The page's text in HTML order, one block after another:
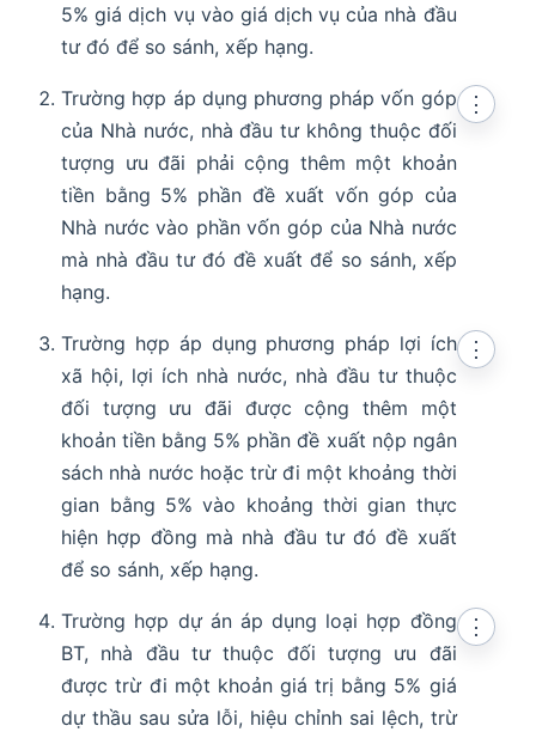
5% giá dịch vụ vào giá dịch vụ của nhà đầu
tư đó để so sánh, xếp hạng.
Trường hợp áp dụng phương pháp vốn góp
của Nhà nước, nhà đầu tư không thuộc đối
tượng ưu đãi phải cộng thêm một khoản
tiền bằng 5% phần đề xuất vốn góp của
Nhà nước vào phần vốn góp của Nhà nước
mà nhà đầu tư đó đề xuất để so sánh, xếp
hạng.
⋮
Trường hợp áp dụng phương pháp lợi ích
xã hội, lợi ích nhà nước, nhà đầu tư thuộc
đối tượng ưu đãi được cộng thêm một
khoản tiền bằng 5% phần đề xuất nộp ngân
sách nhà nước hoặc trừ đi một khoảng thời
gian bằng 5% vào khoảng thời gian thực
hiện hợp đồng mà nhà đầu tư đó đề xuất
để so sánh, xếp hạng.
⋮
Trường hợp dự án áp dụng loại hợp đồng
BT, nhà đầu tư thuộc đối tượng ưu đãi
được trừ đi một khoản giá trị bằng 5% giá
dự thầu sau sửa lỗi, hiệu chỉnh sai lệch, trừ
⋮